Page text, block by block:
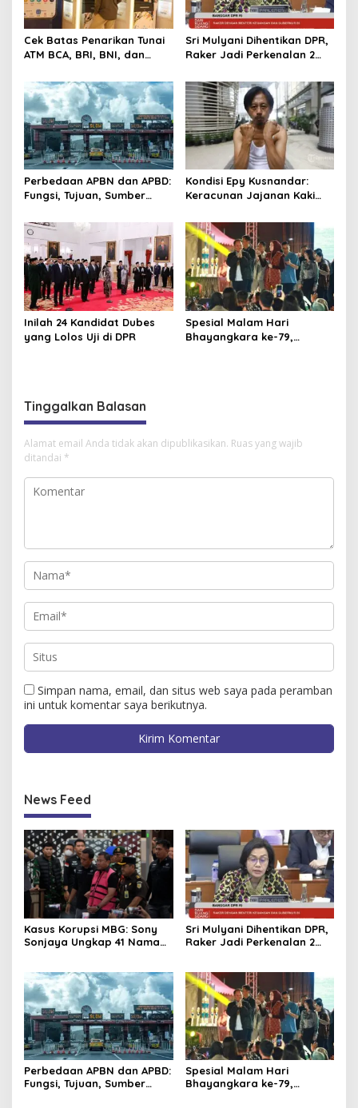
Cek Batas Penarikan Tunai
ATM BCA, BRI, BNI, dan
Sri Mulyani Dihentikan DPR,
Raker Jadi Perkenalan 2
Perbedaan APBN dan APBD:
Fungsi, Tujuan, Sumber
Kondisi Epy Kusnandar:
Keracunan Jajanan Kaki
dan Diare Parah
Inilah 24 Kandidat Dubes
yang Lolos Uji di DPR
Spesial Malam Hari
Bhayangkara ke-79,
Tinggalkan Balasan
Alamat email Anda tidak akan dipublikasikan. Ruas yang wajib
ditandai *
Simpan nama, email, dan situs web saya pada peramban
ini untuk komentar saya berikutnya.
News Feed
Kasus Korupsi MBG: Sony
Sonjaya Ungkap 41 Nama
Sri Mulyani Dihentikan DPR,
Raker Jadi Perkenalan 2
Perbedaan APBN dan APBD:
Fungsi, Tujuan, Sumber
Spesial Malam Hari
Bhayangkara ke-79,